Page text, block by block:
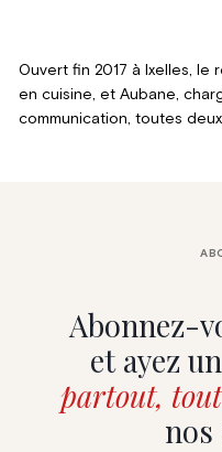
Ouvert fin 2017 à Ixelles, le
en cuisine, et Aubane,
communication, toutes
Abonnez-
et ayez
partout,
nos